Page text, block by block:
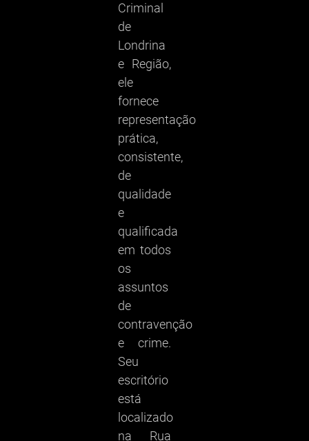
Criminal
de
Londrina
e Região,
ele
fornece
representação
prática,
consistente,
de
qualidade
e
qualificada
em todos
os
assuntos
de
contravenção
e crime.
Seu
escritório
está
localizado
na Rua